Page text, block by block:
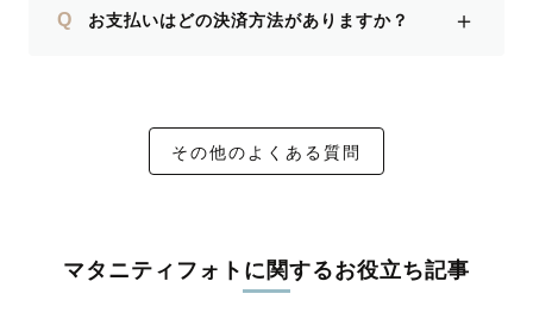
Q お支払いはどの決済方法がありますか？ ＋
その他のよくある質問
マタニティフォトに関するお役立ち記事